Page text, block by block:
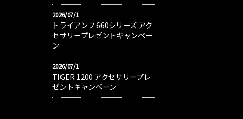
2026/07/1
トライアンフ 660シリーズ アク
セサリープレゼントキャンペー
ン
2026/07/1
TIGER 1200 アクセサリープレ
ゼントキャンペーン